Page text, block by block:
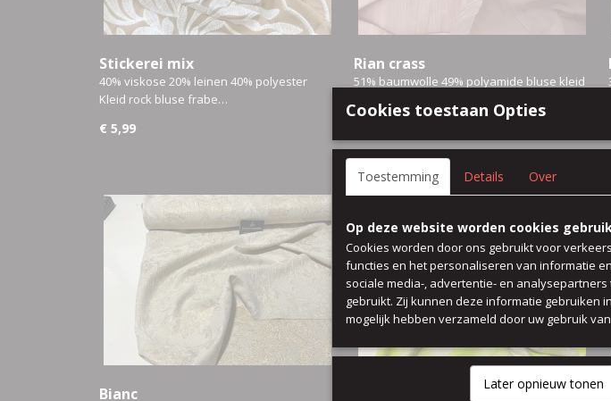
Stickerei mix
40% viskose 20% leinen 40% polyester
Kleid rock bluse frabe…
€ 5,99
Rian crass
51% baumwolle 49% polyamide bluse kleid
Bianc
Cookies toestaan Opties
Toestemming Details Over
Op deze website worden cookies
Cookies worden door ons gebruikt voor
functies en het personaliseren van informatie
sociale media-, advertentie- en
gebruikt. Zij kunnen deze informatie gebruiken
mogelijk hebben verzameld door uw gebruik
Later opnieuw tonen